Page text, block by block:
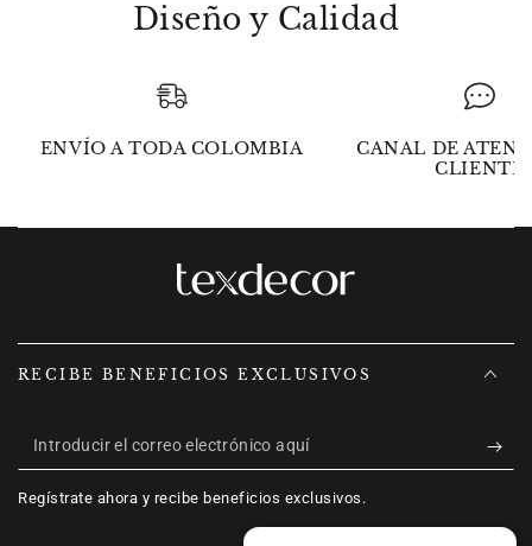
Diseño y Calidad
ENVÍO A TODA COLOMBIA
CANAL DE
CLIENTE
RECIBE BENEFICIOS EXCLUSIVOS
Introducir
el
correo
Regístrate ahora y recibe beneficios exclusivos.